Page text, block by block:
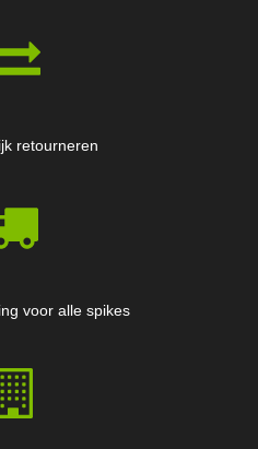
retourneren
voor alle spikes